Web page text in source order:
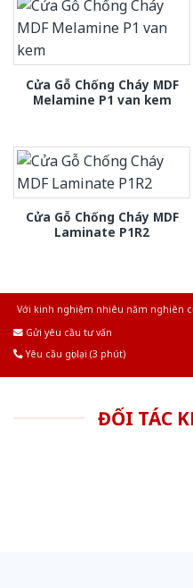
Cửa Gỗ Chống Cháy MDF
Melamine P1 van kem
Cửa Gỗ Chống Cháy MDF
Laminate P1R2
Với kinh nghiệm nhiêu năm nghiên
Gửi yêu cầu tư vấn
Yêu cầu gọi lại (3 phút)
ĐỐI TÁC